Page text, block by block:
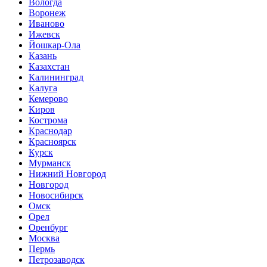
Вологда
Воронеж
Иваново
Ижевск
Йошкар-Ола
Казань
Казахстан
Калининград
Калуга
Кемерово
Киров
Кострома
Краснодар
Красноярск
Курск
Мурманск
Нижний Новгород
Новгород
Новосибирск
Омск
Орел
Оренбург
Москва
Пермь
Петрозаводск